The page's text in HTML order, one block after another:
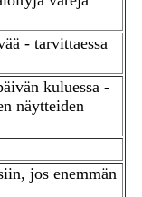
- tarvittaessa
kuluessa -
näytteiden
jos enemmän